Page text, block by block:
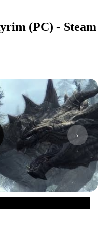
(PC) - Steam